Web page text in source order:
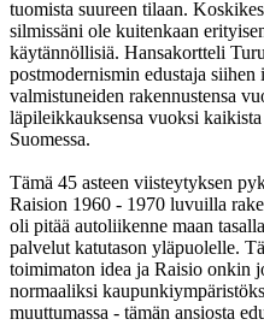
tuomista suureen tilaan.
silmissäni ole kuitenkaan
käytännöllisiä. Hansakortteli
postmodernismin edustaja
valmistuneiden rakennustensa
läpileikkauksensa vuoksi
Suomessa.
Tämä 45 asteen viisteytyksen
Raision 1960 - 1970 luvuilla
oli pitää autoliikenne maan
palvelut katutason yläpuolelle.
toimimaton idea ja Raisio onkin
normaaliksi
muuttumassa - tämän ansiosta